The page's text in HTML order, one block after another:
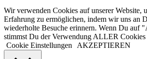
Wir verwenden Cookies auf unserer Website,
Erfahrung zu ermöglichen, indem wir uns an
wiederholte Besuche erinnern. Wenn Du auf
stimmst Du der Verwendung ALLER Cookies
Cookie Einstellungen
AKZEPTIEREN